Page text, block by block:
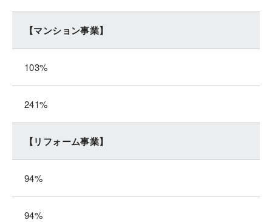
【マンション事業】
103%
241%
【リフォーム事業】
94%
94%